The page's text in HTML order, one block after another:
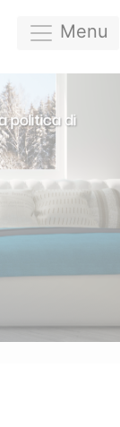
Menu
politica di